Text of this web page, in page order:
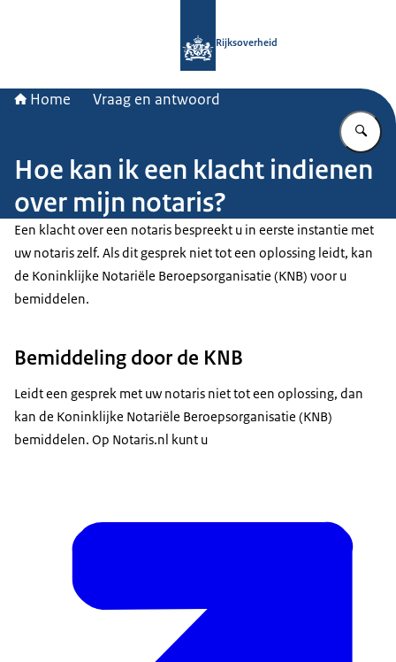
Rijksoverheid
Home Vraag en antwoord
Hoe kan ik een klacht indienen
over mijn notaris?
Een klacht over een notaris bespreekt u in eerste instantie met
uw notaris zelf. Als dit gesprek niet tot een oplossing leidt, kan
de Koninklijke Notariële Beroepsorganisatie (KNB) voor u
bemiddelen.
Bemiddeling door de KNB
Leidt een gesprek met uw notaris niet tot een oplossing, dan
kan de Koninklijke Notariële Beroepsorganisatie (KNB)
bemiddelen. Op Notaris.nl kunt u